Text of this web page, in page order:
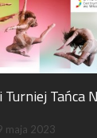
Tańca
maja 2023